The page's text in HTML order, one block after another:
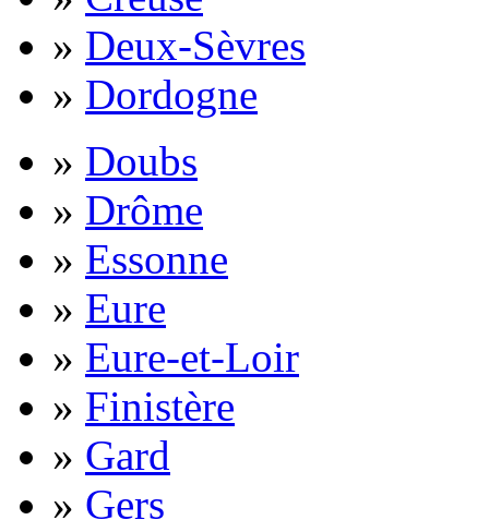
» Deux-Sèvres
» Dordogne
» Doubs
» Drôme
» Essonne
» Eure
» Eure-et-Loir
» Finistère
» Gard
» Gers